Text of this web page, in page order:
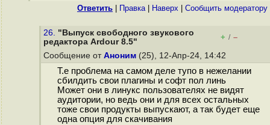
Ответить Правка| Наверх Cообщить модератору
26. "Выпуск свободного звукового
редактора Ardour 8.5"
+ / –
Сообщение от Аноним (25), 12-Апр-24, 14:42
Т.е проблема на самом деле тупо в нежелании
сбилдить свои плагины и софт пол линь
Может они в линукс пользователях не видят
аудитории, но ведь они и для всех остальных
тоже свои продукты выпускают, а так будет еще
одна опция для скачивания